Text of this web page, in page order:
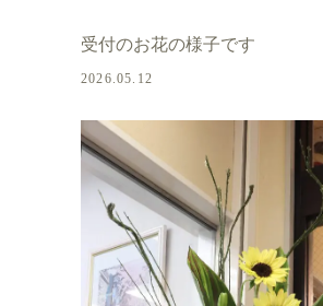
受付のお花の様子です
2026.05.12